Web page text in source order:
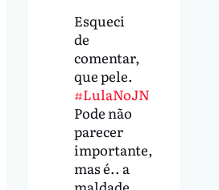
Esqueci
de
comentar,
que pele.
#LulaNoJN
Pode não
parecer
importante,
mas é.. a